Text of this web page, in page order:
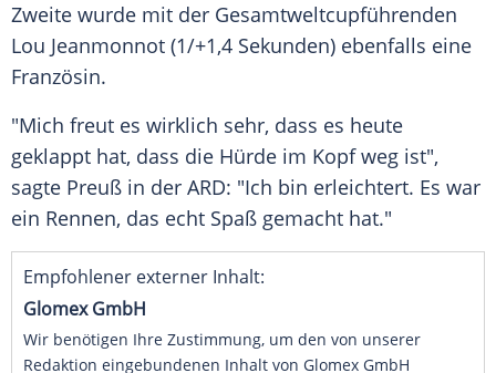
Zweite wurde mit der Gesamtweltcupführenden
Lou Jeanmonnot (1/+1,4 Sekunden) ebenfalls eine
Französin.
"Mich freut es wirklich sehr, dass es heute
geklappt hat, dass die Hürde im Kopf weg ist",
sagte Preuß in der ARD: "Ich bin erleichtert. Es war
ein Rennen, das echt Spaß gemacht hat."
Empfohlener externer Inhalt:
Glomex GmbH
Wir benötigen Ihre Zustimmung, um den von unserer
Redaktion eingebundenen Inhalt von Glomex GmbH